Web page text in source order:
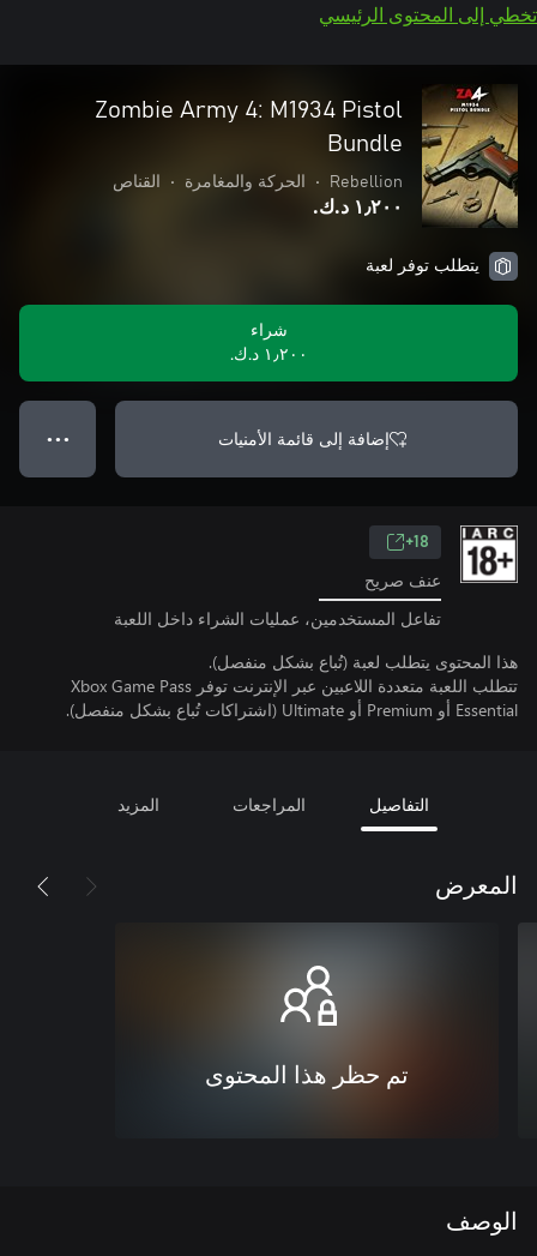
تخطي إلى المحتوى الرئيسي
Zombie Army 4: M1934 Pistol
Bundle
Rebellion
• الحركة والمغامرة • القناص
١٫٢٠٠ د.ك.‏
يتطلب توفر لعبة
شراء
١٫٢٠٠ د.ك.‏
إضافة إلى قائمة الأمنيات ● ● ●
18+
عنف صريح
تفاعل المستخدمين، عمليات الشراء داخل اللعبة
هذا المحتوى يتطلب لعبة (تُباع بشكل منفصل).
تتطلب اللعبة متعددة اللاعبين عبر الإنترنت توفر Xbox Game Pass
Essential أو Premium أو Ultimate (اشتراكات تُباع بشكل منفصل).
التفاصيل المراجعات المزيد
المعرض
تم حظر هذا المحتوى
الوصف